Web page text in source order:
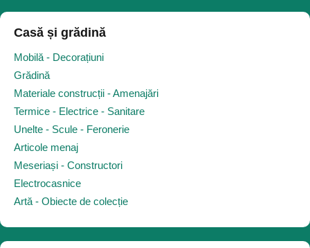
Casă și grădină
Mobilă - Decorațiuni
Grădină
Materiale construcții - Amenajări
Termice - Electrice - Sanitare
Unelte - Scule - Feronerie
Articole menaj
Meseriași - Constructori
Electrocasnice
Artă - Obiecte de colecție